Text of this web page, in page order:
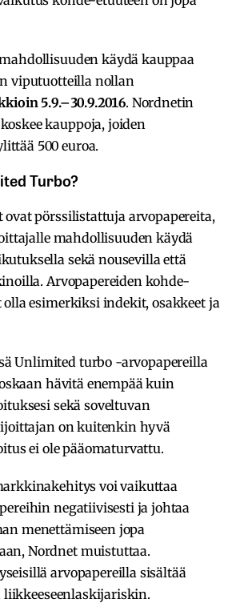
käydä kauppaa
viputuotteilla nollan
5.9.–30.9.2016. Nordnetin
kauppoja, joiden
500 euroa.
Turbo?
pörssilistattuja arvopapereita,
mahdollisuuden käydä
sekä nousevilla että
Arvopapereiden kohde-
esimerkiksi indekit, osakkeet ja
Unlimited turbo -arvopapereilla
hävitä enempää kuin
sekä soveltuvan
on kuitenkin hyvä
ei ole pääomaturvattu.
voi vaikuttaa
negatiivisesti ja johtaa
menettämiseen jopa
Nordnet muistuttaa.
arvopapereilla sisältää